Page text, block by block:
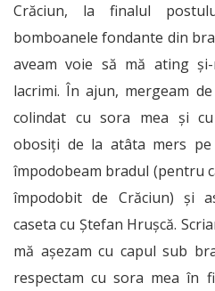
Crăciun, la finalul
bomboanele fondante din
aveam voie să mă ating
lacrimi. În ajun, mergeam
colindat cu sora mea și
obosiți de la atâta mers
împodobeam bradul (pentru
împodobit de Crăciun) și
caseta cu Ștefan Hrușcă.
mă așezam cu capul sub
respectam cu sora mea în